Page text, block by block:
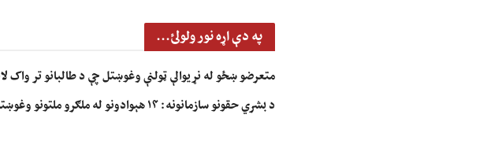
په دې اړه نور ولولئ...
متعرضو ښځو له نړیوالې ټولنې وغوښتل چې د طالبانو تر واک
د بشري حقونو سازمانونه: ۱۴ هېوادونو له ملګرو ملتونو وغوښتل، چې جنسیتي توپير د جرم په توګه وپېژني